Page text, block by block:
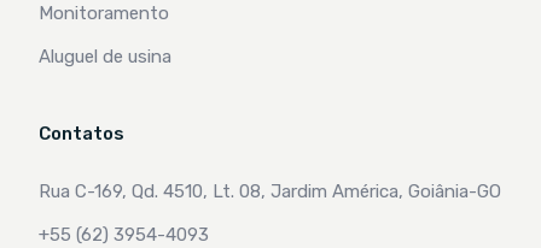
Monitoramento
Aluguel de usina
Contatos
Rua C-169, Qd. 4510, Lt. 08, Jardim América, Goiânia-GO
+55 (62) 3954-4093